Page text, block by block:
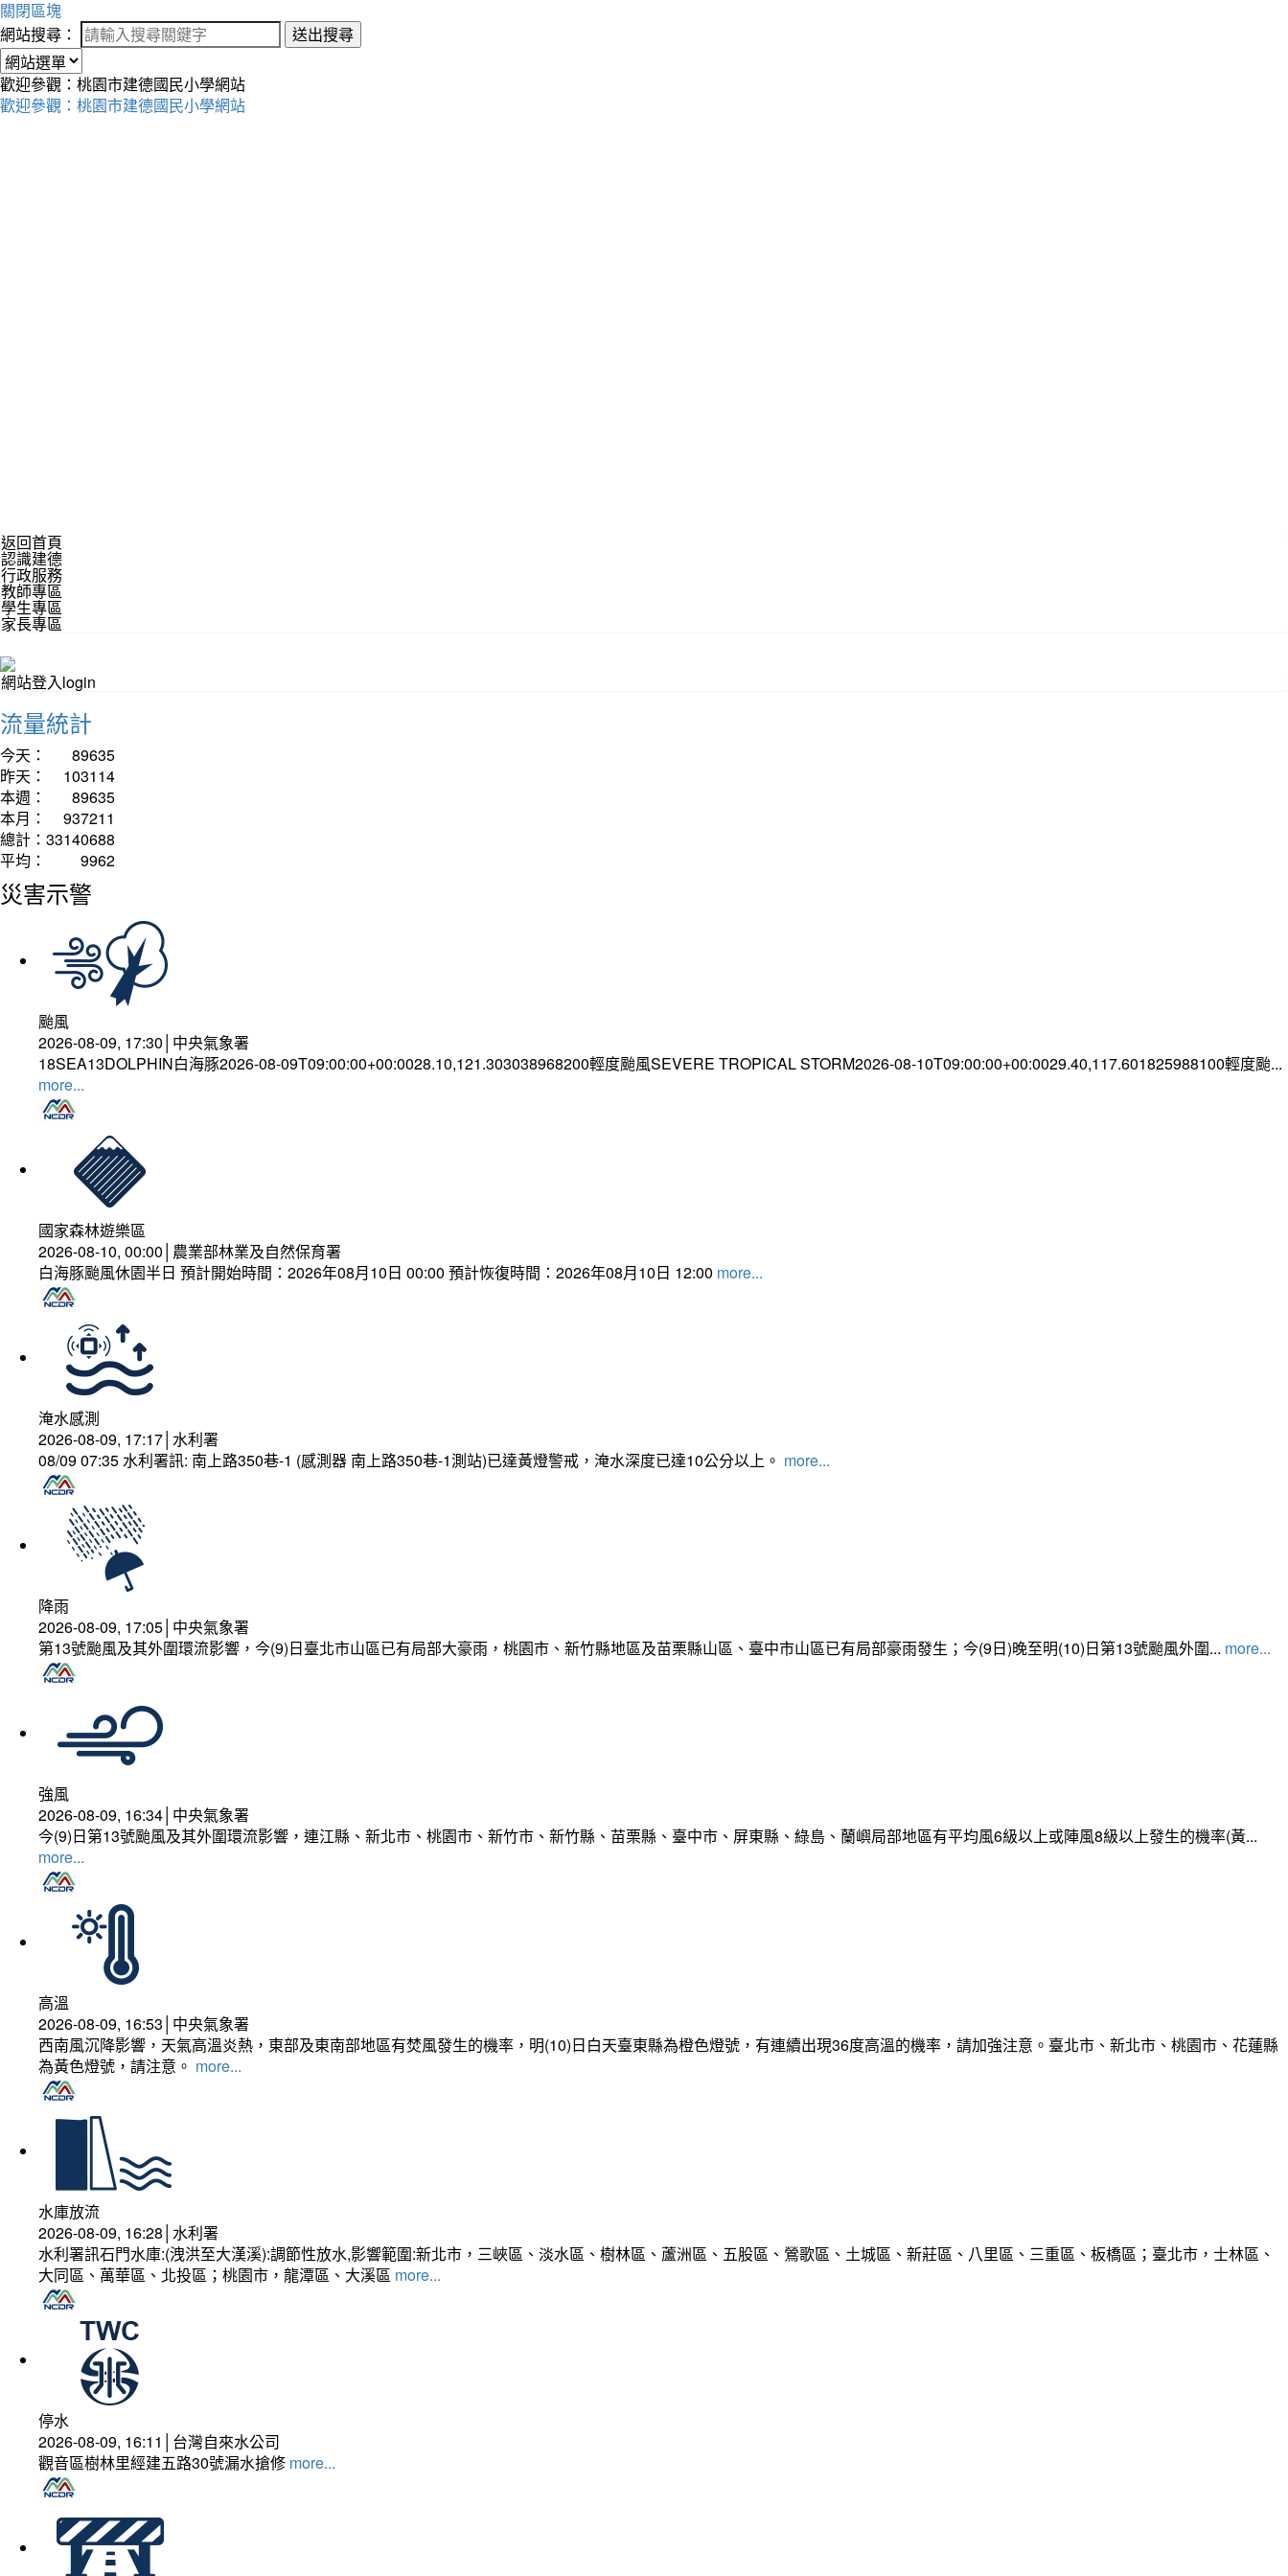
關閉區塊
網站搜尋：
送出搜尋
歡迎參觀：桃園市建德國民小學網站
歡迎參觀：桃園市建德國民小學網站
返回首頁
認識建德
行政服務
教師專區
學生專區
家長專區
網站登入login
流量統計
今天：
89635
昨天：
103114
本週：
89635
本月：
937211
總計： 33140688
平均：
9962
災害示警
颱風
2026-08-09, 17:30│中央氣象署
18SEA13DOLPHIN白海豚2026-08-09T09:00:00+00:0028.10,121.303038968200輕度颱風SEVERE TROPICAL STORM2026-08-10T09:00:00+00:0029.40,117.601825988100輕度颱...
more...
國家森林遊樂區
2026-08-10, 00:00│農業部林業及自然保育署
白海豚颱風休園半日 預計開始時間：2026年08月10日 00:00 預計恢復時間：2026年08月10日 12:00 more...
淹水感測
2026-08-09, 17:17│水利署
08/09 07:35 水利署訊: 南上路350巷-1 (感測器 南上路350巷-1測站)已達黃燈警戒，淹水深度已達10公分以上。​​​ more...
降雨
2026-08-09, 17:05│中央氣象署
第13號颱風及其外圍環流影響，今(9)日臺北市山區已有局部大豪雨，桃園市、新竹縣地區及苗栗縣山區、臺中市山區已有局部豪雨發生；今(9日)晚至明(10)日第13號颱風外圍... more...
強風
2026-08-09, 16:34│中央氣象署
今(9)日第13號颱風及其外圍環流影響，連江縣、新北市、桃園市、新竹市、新竹縣、苗栗縣、臺中市、屏東縣、綠島、蘭嶼局部地區有平均風6級以上或陣風8級以上發生的機率(黃...
more...
高溫
2026-08-09, 16:53│中央氣象署
西南風沉降影響，天氣高溫炎熱，東部及東南部地區有焚風發生的機率，明(10)日白天臺東縣為橙色燈號，有連續出現36度高溫的機率，請加強注意。臺北市、新北市、桃園市、花蓮縣
為黃色燈號，請注意。 more...
水庫放流
2026-08-09, 16:28│水利署
水利署訊石門水庫:(洩洪至大漢溪):調節性放水,影響範圍:新北市，三峽區、淡水區、樹林區、蘆洲區、五股區、鶯歌區、土城區、新莊區、八里區、三重區、板橋區；臺北市，士林區、
大同區、萬華區、北投區；桃園市，龍潭區、大溪區 more...
停水
2026-08-09, 16:11│台灣自來水公司
觀音區樹林里經建五路30號漏水搶修 more...